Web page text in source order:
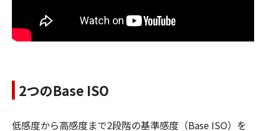
2つのBase ISO
低感度から高感度まで2段階の基準感度（Base ISO）を